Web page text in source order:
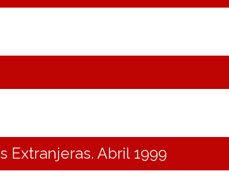
Extranjeras. Abril 1999